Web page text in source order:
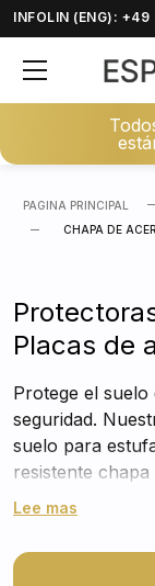
INFOLIN (ENG):
PAGINA PRINCIPAL
CHAPA DE
Placas de
Protege el
seguridad.
suelo para
resistente
perfecta para
fuego con total
Lee mas